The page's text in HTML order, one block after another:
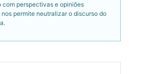
perspectivas e opiniões
permite neutralizar o discurso do